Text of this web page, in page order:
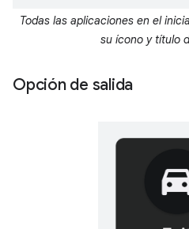
Todas las aplicaciones en el
su ícono y título
Opción de salida